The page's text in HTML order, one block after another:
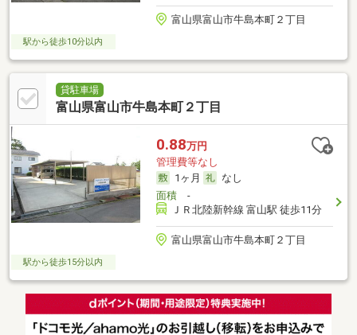
富山県富山市牛島本町２丁目
駅から徒歩10分以内
貸駐車場
富山県富山市牛島本町２丁目
0.88万円
管理費等なし
1ヶ月
なし
面積-
ＪＲ北陸新幹線 富山駅 徒歩11分
富山県富山市牛島本町２丁目
駅から徒歩15分以内